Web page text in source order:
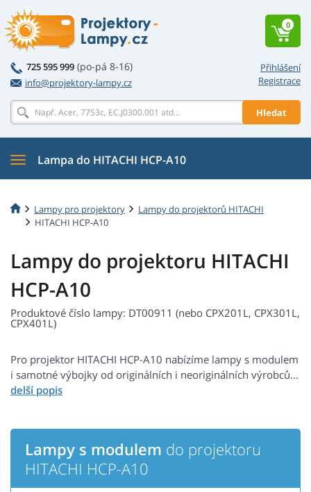
Přihlášení
Registrace
725 595 999 (po-pá 8-16)
info@projektory-lampy.cz
Hledat
0
Lampa do HITACHI HCP-A10
Lampy pro projektory
Lampy do projektorů HITACHI
HITACHI HCP-A10
Lampy do projektoru HITACHI
HCP-A10
Produktové číslo lampy: DT00911 (nebo CPX201L, CPX301L,
CPX401L)
Pro projektor HITACHI HCP-A10 nabízíme lampy s modulem
i samotné výbojky od originálních i neoriginálních výrobců...
Lampy s modulem do projektoru
HITACHI HCP-A10